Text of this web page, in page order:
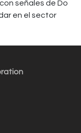
señales de Do
en el sector